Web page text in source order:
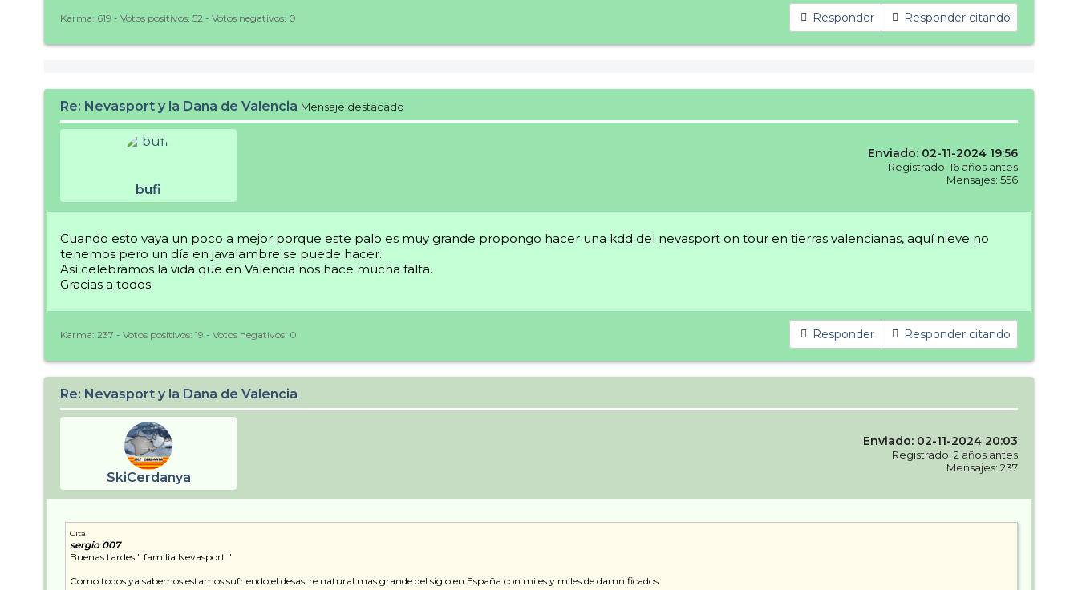
Responder Responder citando
Karma: 619 - Votos positivos: 52 - Votos negativos: 0
Re: Nevasport y la Dana de Valencia Mensaje destacado
bufi
Enviado: 02-11-2024 19:56
Registrado: 16 años antes
Mensajes: 556
Cuando esto vaya un poco a mejor porque este palo es muy grande propongo hacer una kdd del nevasport on tour en tierras valencianas, aquí nieve no
tenemos pero un día en javalambre se puede hacer.
Así celebramos la vida que en Valencia nos hace mucha falta.
Gracias a todos
Responder Responder citando
Karma: 237 - Votos positivos: 19 - Votos negativos: 0
Re: Nevasport y la Dana de Valencia
SkiCerdanya
Enviado: 02-11-2024 20:03
Registrado: 2 años antes
Mensajes: 237
Cita
sergio 007
Buenas tardes " familia Nevasport "
Como todos ya sabemos estamos sufriendo el desastre natural mas grande del siglo en España con miles y miles de damnificados.